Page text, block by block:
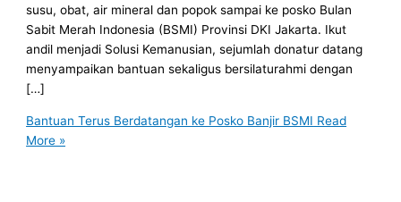
susu, obat, air mineral dan popok sampai ke posko Bulan
Sabit Merah Indonesia (BSMI) Provinsi DKI Jakarta. Ikut
andil menjadi Solusi Kemanusian, sejumlah donatur datang
menyampaikan bantuan sekaligus bersilaturahmi dengan
[…]
Bantuan Terus Berdatangan ke Posko Banjir BSMI Read
More »